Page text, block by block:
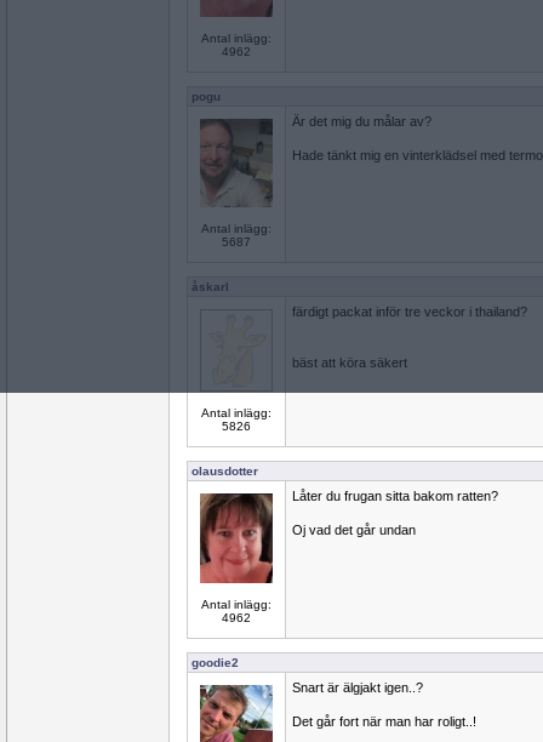
Antal inlägg:
4962
pogu
Antal inlägg:
5687
Är det mig du målar av?
Hade tänkt mig en vinterklädsel med
åskarl
Antal inlägg:
5826
färdigt packat inför tre veckor i thailand?
bäst att köra säkert
olausdotter
Antal inlägg:
4962
Låter du frugan sitta bakom ratten?
Oj vad det går undan
goodie2
Snart är älgjakt igen..?
Det går fort när man har roligt..!